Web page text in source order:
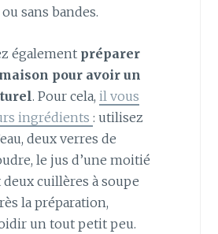
sans bandes.
également préparer
pour avoir un
. Pour cela, il vous
ingrédients : utilisez
deux verres de
le jus d’une moitié
cuillères à soupe
la préparation,
un tout petit peu.